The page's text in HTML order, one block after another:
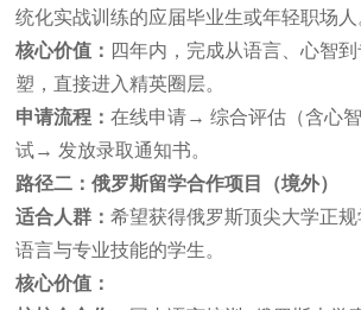
统化实战训练的应届毕业生或年轻职场人
核心价值： 四年内，完成从语言、心智
塑，直接进入精英圈层。
申请流程：在线申请→ 综合评估（含心
试→ 发放录取通知书。
路径二：俄罗斯留学合作项目（境外）
适合人群：希望获得俄罗斯顶尖大学正
语言与专业技能的学生。
核心价值：